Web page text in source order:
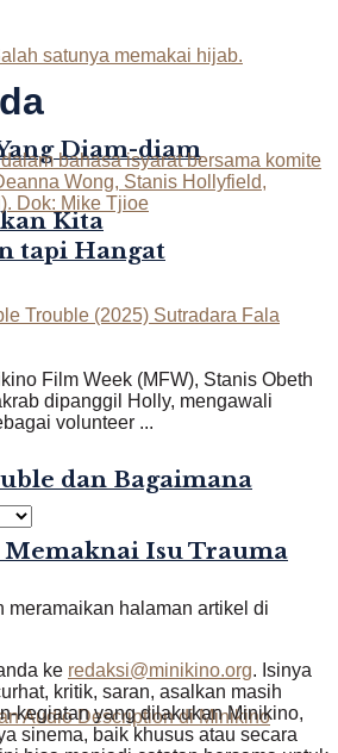
Diam-diam
Kita
dan Bagaimana
Isu Trauma
tapi Hangat
Film Week (MFW), Stanis Obeth
dipanggil Holly, mengawali
volunteer ...
meramaikan halaman artikel di
ke redaksi@minikino.org. Isinya
kritik, saran, asalkan masih
kegiatan yang dilakukan Minikino,
sinema, baik khusus atau secara